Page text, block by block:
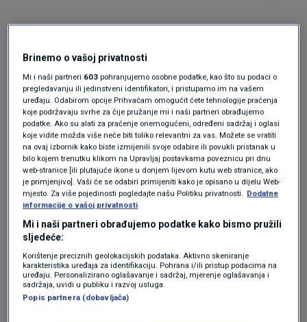
godina, a jedan je bio stariji. Sudski postupak
vodio se za trojicu oštećenih.
Za cijeli se skandal pročulo se 8. siječnja 2003.
kada su mladići u svojim svjedočenjima naveli
da ih je biskup pipkao, mazio, i tjerao da se
"sprijatelje", što su oni odlučno odbili.
Vladika Pahomije je nakon višegodišnjeg
postupka 2006. oslobođen optužbi, a 2007.
Vrhovni sud Srbije konstatirao je da je bilo
propusta u radu nižih sudova, no njegova je
presuda bila deklarativne naravi i postupak se
Brinemo o vašoj privatnosti
Mi i naši partneri 603 pohranjujemo osobne podatke, kao što su podaci o
pregledavanju ili jedinstveni identifikatori, i pristupamo im na vašem
uređaju. Odabirom opcije Prihvaćam omogućit ćete tehnologije praćenja
koje podržavaju svrhe za čije pružanje mi i naši partneri obrađujemo
podatke. Ako su alati za praćenje onemogućeni, određeni sadržaj i oglasi
koje vidite možda više neće biti toliko relevantni za vas. Možete se vratiti
na ovaj izbornik kako biste izmijenili svoje odabire ili povukli pristanak u
bilo kojem trenutku klikom na Upravljaj postavkama poveznicu pri dnu
web-stranice [ili plutajuće ikone u donjem lijevom kutu web stranice, ako
je primjenjivo]. Vaši će se odabiri primijeniti kako je opisano u dijelu Web-
mjesto. Za više pojedinosti pogledajte našu Politiku privatnosti. Dodatne
informacije o vašoj privatnosti
Mi i naši partneri obrađujemo podatke kako bismo pružili
sljedeće:
Korištenje preciznih geolokacijskih podataka. Aktivno skeniranje
karakteristika uređaja za identifikaciju. Pohrana i/ili pristup podacima na
uređaju. Personalizirano oglašavanje i sadržaj, mjerenje oglašavanja i
sadržaja, uvidi u publiku i razvoj usluga.
Popis partnera (dobavljača)